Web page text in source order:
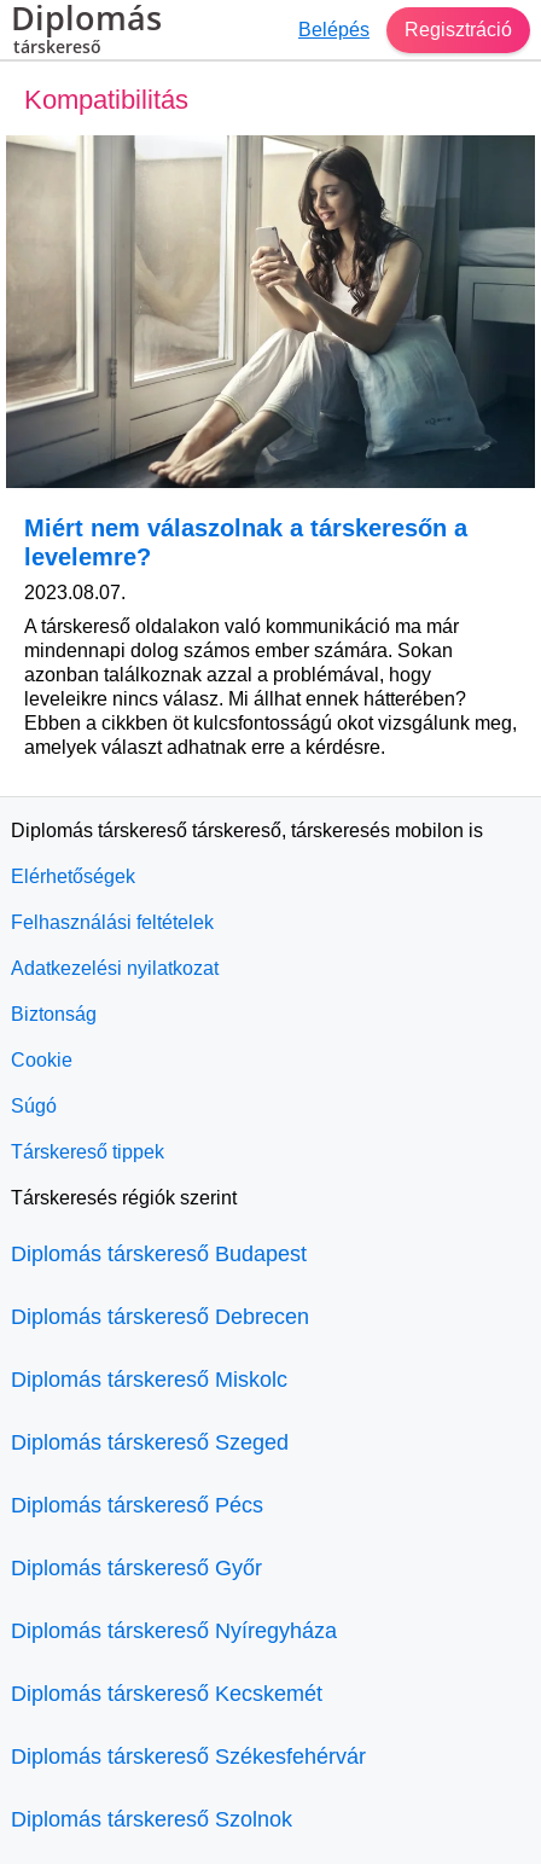
Diplomás
társkereső
Belépés Regisztráció
Kompatibilitás
Miért nem válaszolnak a társkeresőn a
levelemre?
2023.08.07.
A társkereső oldalakon való kommunikáció ma már
mindennapi dolog számos ember számára. Sokan
azonban találkoznak azzal a problémával, hogy
leveleikre nincs válasz. Mi állhat ennek hátterében?
Ebben a cikkben öt kulcsfontosságú okot vizsgálunk meg,
amelyek választ adhatnak erre a kérdésre.
Diplomás társkereső társkereső, társkeresés mobilon is
Elérhetőségek
Felhasználási feltételek
Adatkezelési nyilatkozat
Biztonság
Cookie
Súgó
Társkereső tippek
Társkeresés régiók szerint
Diplomás társkereső Budapest
Diplomás társkereső Debrecen
Diplomás társkereső Miskolc
Diplomás társkereső Szeged
Diplomás társkereső Pécs
Diplomás társkereső Győr
Diplomás társkereső Nyíregyháza
Diplomás társkereső Kecskemét
Diplomás társkereső Székesfehérvár
Diplomás társkereső Szolnok